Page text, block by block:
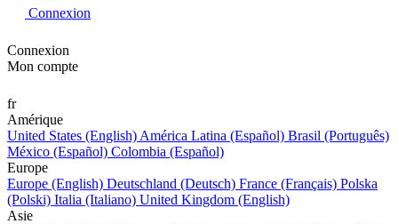
Connexion
Connexion
Mon compte
fr
Amérique
United States (English) América Latina (Español) Brasil (Português)
México (Español) Colombia (Español)
Europe
Europe (English) Deutschland (Deutsch) France (Français) Polska
(Polski) Italia (Italiano) United Kingdom (English)
Asie